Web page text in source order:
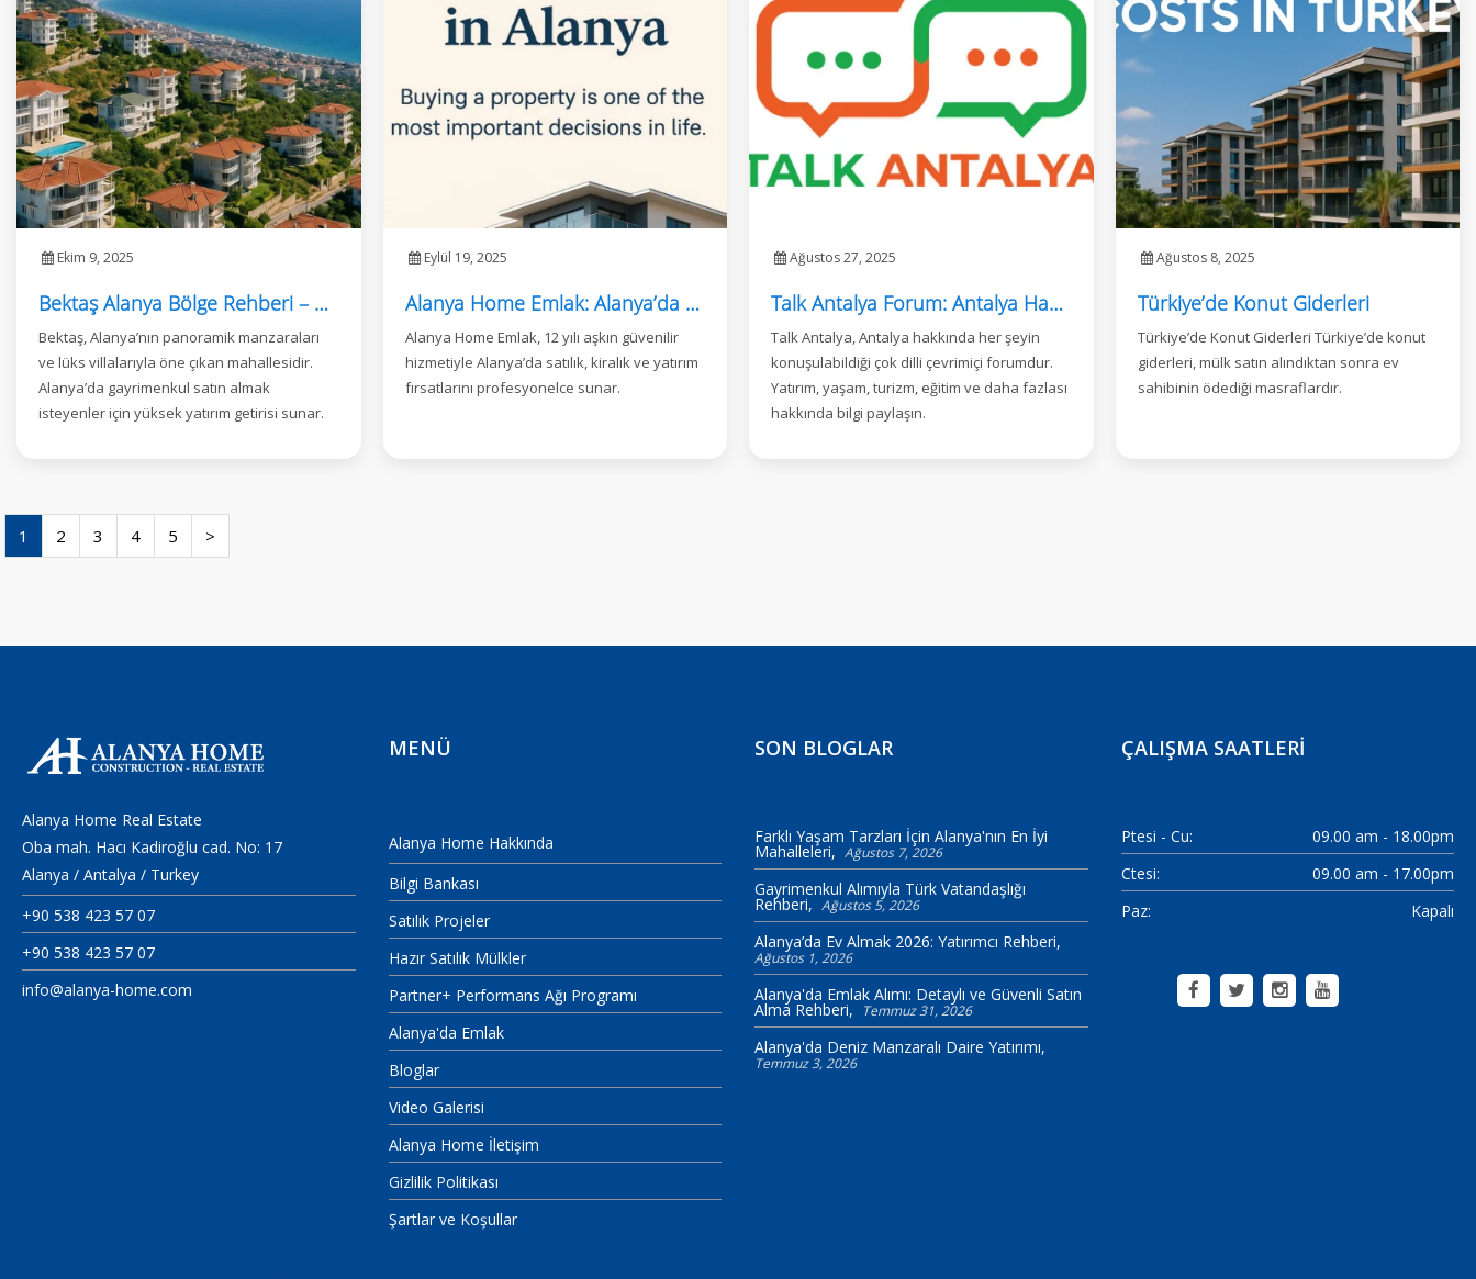
Ekim 9, 2025
Bektaş Alanya Bölge Rehberi – Yatırım, Yaşam ve Gayrimenkul Fırsatları
Bektaş, Alanya’nın panoramik manzaraları
ve lüks villalarıyla öne çıkan mahallesidir.
Alanya’da gayrimenkul satın almak
isteyenler için yüksek yatırım getirisi sunar.
Eylül 19, 2025
Alanya Home Emlak: Alanya’da 12 Yıllık Güvenilir Hizmet
Alanya Home Emlak, 12 yılı aşkın güvenilir
hizmetiyle Alanya’da satılık, kiralık ve yatırım
fırsatlarını profesyonelce sunar.
Ağustos 27, 2025
Talk Antalya Forum: Antalya Hakkında Her Şey Tek Yerde
Talk Antalya, Antalya hakkında her şeyin
konuşulabildiği çok dilli çevrimiçi forumdur.
Yatırım, yaşam, turizm, eğitim ve daha fazlası
hakkında bilgi paylaşın.
Ağustos 8, 2025
Türkiye’de Konut Giderleri
Türkiye’de Konut Giderleri Türkiye’de konut
giderleri, mülk satın alındıktan sonra ev
sahibinin ödediği masraflardır.
1 2 3 4 5 >
Alanya Home Real Estate
Oba mah. Hacı Kadiroğlu cad. No: 17
Alanya / Antalya / Turkey
+90 538 423 57 07
+90 538 423 57 07
info@alanya-home.com
MENÜ
Alanya Home Hakkında
Bilgi Bankası
Satılık Projeler
Hazır Satılık Mülkler
Partner+ Performans Ağı Programı
Alanya'da Emlak
Bloglar
Video Galerisi
Alanya Home İletişim
Gizlilik Politikası
Şartlar ve Koşullar
SON BLOGLAR
Farklı Yaşam Tarzları İçin Alanya'nın En İyi
Mahalleleri Ağustos 7, 2026
Gayrimenkul Alımıyla Türk Vatandaşlığı
Rehberi Ağustos 5, 2026
Alanya’da Ev Almak 2026: Yatırımcı Rehberi
Ağustos 1, 2026
Alanya'da Emlak Alımı: Detaylı ve Güvenli Satın
Alma Rehberi Temmuz 31, 2026
Alanya'da Deniz Manzaralı Daire Yatırımı
Temmuz 3, 2026
ÇALIŞMA SAATLERI
Ptesi - Cu:
09.00 am - 18.00pm
Ctesi:
09.00 am - 17.00pm
Paz:
Kapalı